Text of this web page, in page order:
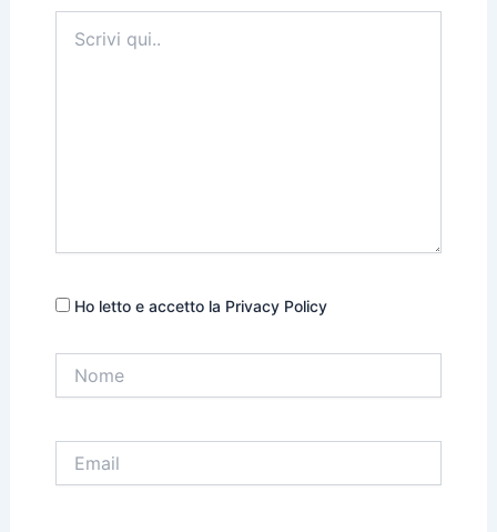
qui..
Ho letto e accetto la Privacy Policy